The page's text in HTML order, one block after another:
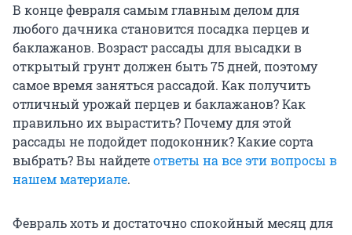
В конце февраля самым главным делом для
любого дачника становится посадка перцев и
баклажанов. Возраст рассады для высадки в
открытый грунт должен быть 75 дней, поэтому
самое время заняться рассадой. Как получить
отличный урожай перцев и баклажанов? Как
правильно их вырастить? Почему для этой
рассады не подойдет подоконник? Какие сорта
выбрать? Вы найдетеответы на все эти вопросы в
нашем материале.
Февраль хоть и достаточно спокойный месяц для